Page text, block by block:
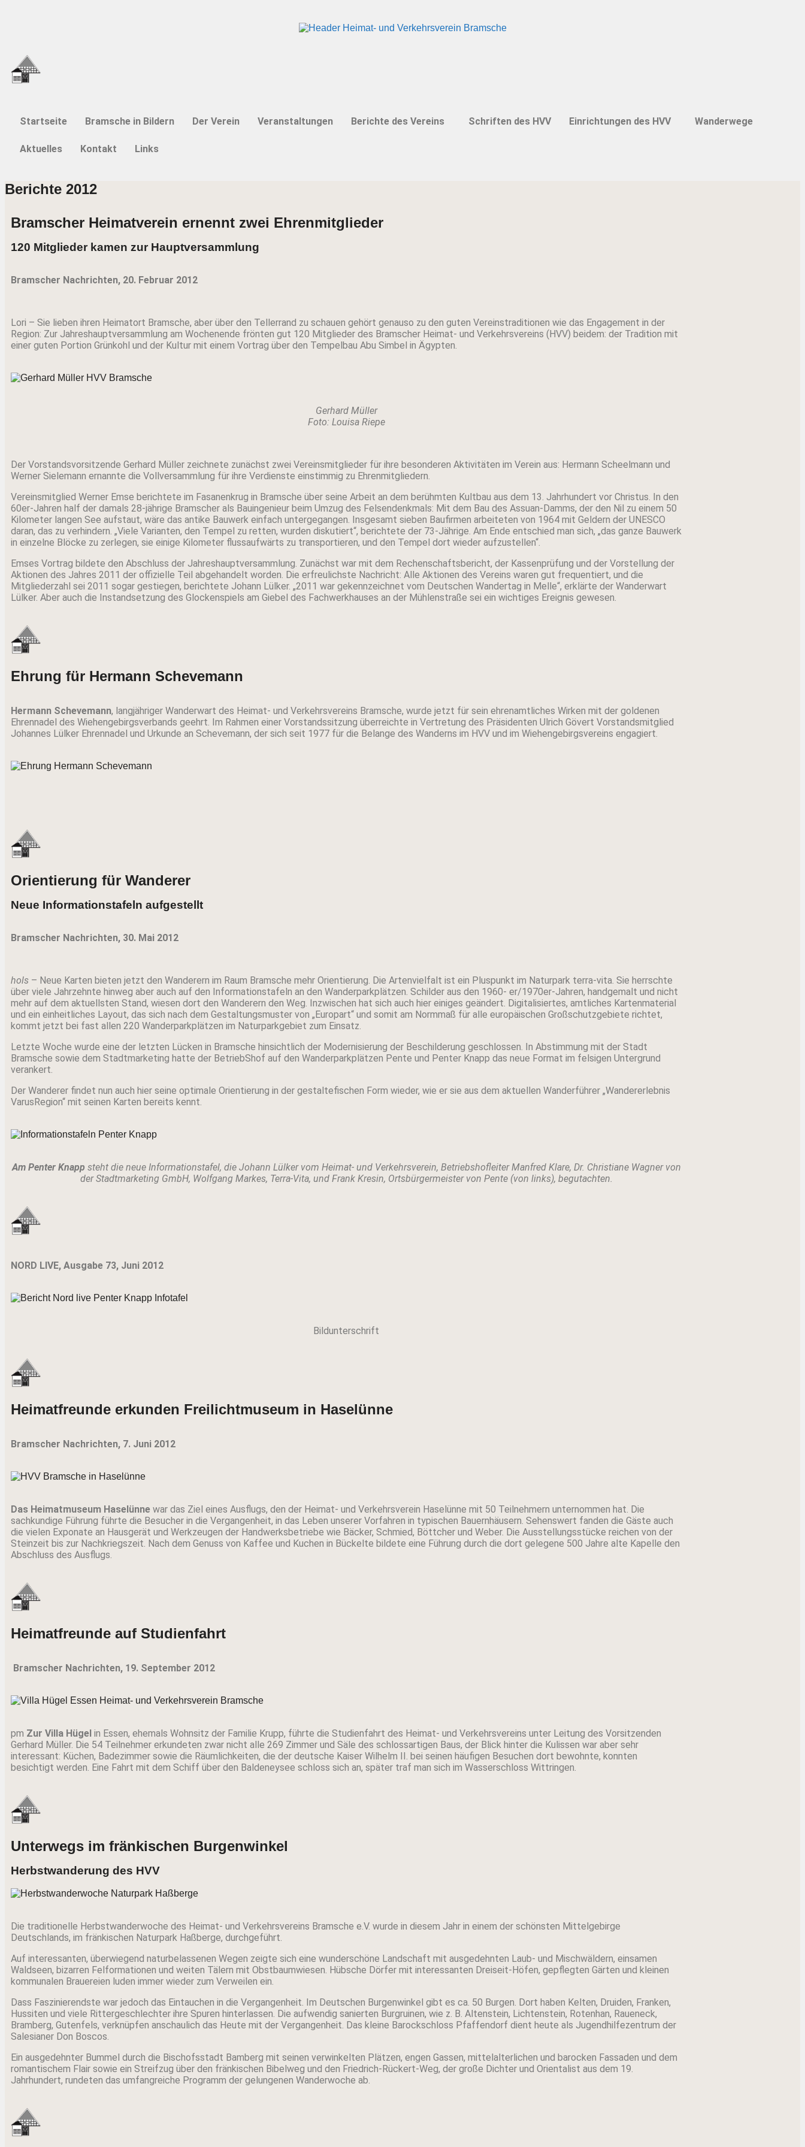
Startseite Bramsche in Bildern Der Verein Veranstaltungen Berichte des Vereins Schriften des HVV Einrichtungen des HVV Wanderwege
Aktuelles Kontakt Links
Berichte 2012
Bramscher Heimatverein ernennt zwei Ehrenmitglieder
120 Mitglieder kamen zur Hauptversammlung
Bramscher Nachrichten, 20. Februar 2012
Lori – Sie lieben ihren Heimatort Bramsche, aber über den Tellerrand zu schauen gehört genauso zu den guten Vereinstraditionen wie das Engagement in der
Region: Zur Jahreshauptversammlung am Wochenende frönten gut 120 Mitglieder des Bramscher Heimat- und Verkehrsvereins (HVV) beidem: der Tradition mit
einer guten Portion Grünkohl und der Kultur mit einem Vortrag über den Tempelbau Abu Simbel in Ägypten.
Gerhard Müller
Foto: Louisa Riepe
Der Vorstandsvorsitzende Gerhard Müller zeichnete zunächst zwei Vereinsmitglieder für ihre besonderen Aktivitäten im Verein aus: Hermann Scheelmann und
Werner Sielemann ernannte die Vollversammlung für ihre Verdienste einstimmig zu Ehrenmitgliedern.
Vereinsmitglied Werner Emse berichtete im Fasanenkrug in Bramsche über seine Arbeit an dem berühmten Kultbau aus dem 13. Jahrhundert vor Christus. In den
60er-Jahren half der damals 28-jährige Bramscher als Bauingenieur beim Umzug des Felsendenkmals: Mit dem Bau des Assuan-Damms, der den Nil zu einem 50
Kilometer langen See aufstaut, wäre das antike Bauwerk einfach untergegangen. Insgesamt sieben Baufirmen arbeiteten von 1964 mit Geldern der UNESCO
daran, das zu verhindern. „Viele Varianten, den Tempel zu retten, wurden diskutiert“, berichtete der 73-Jährige. Am Ende entschied man sich, „das ganze Bauwerk
in einzelne Blöcke zu zerlegen, sie einige Kilometer flussaufwärts zu transportieren, und den Tempel dort wieder aufzustellen“.
Emses Vortrag bildete den Abschluss der Jahreshauptversammlung. Zunächst war mit dem Rechenschaftsbericht, der Kassenprüfung und der Vorstellung der
Aktionen des Jahres 2011 der offizielle Teil abgehandelt worden. Die erfreulichste Nachricht: Alle Aktionen des Vereins waren gut frequentiert, und die
Mitgliederzahl sei 2011 sogar gestiegen, berichtete Johann Lülker. „2011 war gekennzeichnet vom Deutschen Wandertag in Melle“, erklärte der Wanderwart
Lülker. Aber auch die Instandsetzung des Glockenspiels am Giebel des Fachwerkhauses an der Mühlenstraße sei ein wichtiges Ereignis gewesen.
Ehrung für Hermann Schevemann
Hermann Schevemann, langjähriger Wanderwart des Heimat- und Verkehrsvereins Bramsche, wurde jetzt für sein ehrenamtliches Wirken mit der goldenen
Ehrennadel des Wiehengebirgsverbands geehrt. Im Rahmen einer Vorstandssitzung überreichte in Vertretung des Präsidenten Ulrich Gövert Vorstandsmitglied
Johannes Lülker Ehrennadel und Urkunde an Schevemann, der sich seit 1977 für die Belange des Wanderns im HVV und im Wiehengebirgsvereins engagiert.
Orientierung für Wanderer
Neue Informationstafeln aufgestellt
Bramscher Nachrichten, 30. Mai 2012
hols – Neue Karten bieten jetzt den Wanderern im Raum Bramsche mehr Orientierung. Die Artenvielfalt ist ein Pluspunkt im Naturpark terra-vita. Sie herrschte
über viele Jahrzehnte hinweg aber auch auf den Informationstafeln an den Wanderparkplätzen. Schilder aus den 1960- er/1970er-Jahren, handgemalt und nicht
mehr auf dem aktuellsten Stand, wiesen dort den Wanderern den Weg. Inzwischen hat sich auch hier einiges geändert. Digitalisiertes, amtliches Kartenmaterial
und ein einheitliches Layout, das sich nach dem Gestaltungsmuster von „Europart“ und somit am Normmaß für alle europäischen Großschutzgebiete richtet,
kommt jetzt bei fast allen 220 Wanderparkplätzen im Naturparkgebiet zum Einsatz.
Letzte Woche wurde eine der letzten Lücken in Bramsche hinsichtlich der Modernisierung der Beschilderung geschlossen. In Abstimmung mit der Stadt
Bramsche sowie dem Stadtmarketing hatte der BetriebShof auf den Wanderparkplätzen Pente und Penter Knapp das neue Format im felsigen Untergrund
verankert.
Der Wanderer findet nun auch hier seine optimale Orientierung in der gestaltefischen Form wieder, wie er sie aus dem aktuellen Wanderführer „Wandererlebnis
VarusRegion“ mit seinen Karten bereits kennt.
Am Penter Knapp steht die neue Informationstafel, die Johann Lülker vom Heimat- und Verkehrsverein, Betriebshofleiter Manfred Klare, Dr. Christiane Wagner von
der Stadtmarketing GmbH, Wolfgang Markes, Terra-Vita, und Frank Kresin, Ortsbürgermeister von Pente (von links), begutachten.
NORD LIVE, Ausgabe 73, Juni 2012
Bildunterschrift
Heimatfreunde erkunden Freilichtmuseum in Haselünne
Bramscher Nachrichten, 7. Juni 2012
Das Heimatmuseum Haselünne war das Ziel eines Ausflugs, den der Heimat- und Verkehrsverein Haselünne mit 50 Teilnehmern unternommen hat. Die
sachkundige Führung führte die Besucher in die Vergangenheit, in das Leben unserer Vorfahren in typischen Bauernhäusern. Sehenswert fanden die Gäste auch
die vielen Exponate an Hausgerät und Werkzeugen der Handwerksbetriebe wie Bäcker, Schmied, Böttcher und Weber. Die Ausstellungsstücke reichen von der
Steinzeit bis zur Nachkriegszeit. Nach dem Genuss von Kaffee und Kuchen in Bückelte bildete eine Führung durch die dort gelegene 500 Jahre alte Kapelle den
Abschluss des Ausflugs.
Heimatfreunde auf Studienfahrt
Bramscher Nachrichten, 19. September 2012
pm Zur Villa Hügel in Essen, ehemals Wohnsitz der Familie Krupp, führte die Studienfahrt des Heimat- und Verkehrsvereins unter Leitung des Vorsitzenden
Gerhard Müller. Die 54 Teilnehmer erkundeten zwar nicht alle 269 Zimmer und Säle des schlossartigen Baus, der Blick hinter die Kulissen war aber sehr
interessant: Küchen, Badezimmer sowie die Räumlichkeiten, die der deutsche Kaiser Wilhelm II. bei seinen häufigen Besuchen dort bewohnte, konnten
besichtigt werden. Eine Fahrt mit dem Schiff über den Baldeneysee schloss sich an, später traf man sich im Wasserschloss Wittringen.
Unterwegs im fränkischen Burgenwinkel
Herbstwanderung des HVV
Die traditionelle Herbstwanderwoche des Heimat- und Verkehrsvereins Bramsche e.V. wurde in diesem Jahr in einem der schönsten Mittelgebirge
Deutschlands, im fränkischen Naturpark Haßberge, durchgeführt.
Auf interessanten, überwiegend naturbelassenen Wegen zeigte sich eine wunderschöne Landschaft mit ausgedehnten Laub- und Mischwäldern, einsamen
Waldseen, bizarren Felformationen und weiten Tälern mit Obstbaumwiesen. Hübsche Dörfer mit interessanten Dreiseit-Höfen, gepflegten Gärten und kleinen
kommunalen Brauereien luden immer wieder zum Verweilen ein.
Dass Faszinierendste war jedoch das Eintauchen in die Vergangenheit. Im Deutschen Burgenwinkel gibt es ca. 50 Burgen. Dort haben Kelten, Druiden, Franken,
Hussiten und viele Rittergeschlechter ihre Spuren hinterlassen. Die aufwendig sanierten Burgruinen, wie z. B. Altenstein, Lichtenstein, Rotenhan, Raueneck,
Bramberg, Gutenfels, verknüpfen anschaulich das Heute mit der Vergangenheit. Das kleine Barockschloss Pfaffendorf dient heute als Jugendhilfezentrum der
Salesianer Don Boscos.
Ein ausgedehnter Bummel durch die Bischofsstadt Bamberg mit seinen verwinkelten Plätzen, engen Gassen, mittelalterlichen und barocken Fassaden und dem
romantischem Flair sowie ein Streifzug über den fränkischen Bibelweg und den Friedrich-Rückert-Weg, der große Dichter und Orientalist aus dem 19.
Jahrhundert, rundeten das umfangreiche Programm der gelungenen Wanderwoche ab.